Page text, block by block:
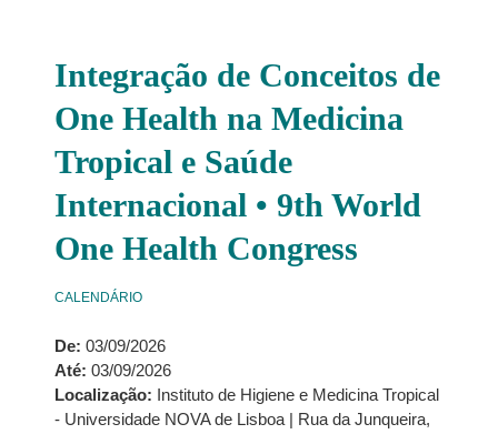
Integração de Conceitos de
One Health na Medicina
Tropical e Saúde
Internacional • 9th World
One Health Congress
CALENDÁRIO
De: 03/09/2026
Até: 03/09/2026
Localização: Instituto de Higiene e Medicina Tropical
- Universidade NOVA de Lisboa | Rua da Junqueira,